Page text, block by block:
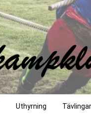
Uthyrning Tävlingar